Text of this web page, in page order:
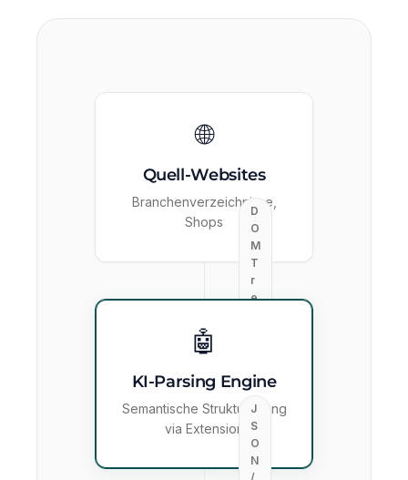
🌐
Quell-Websites
Branchenverzeichnisse,
Shops
D
O
M
T
r
e
🤖
KI-Parsing Engine
Semantische Strukturierung
via Extension
J
S
O
N